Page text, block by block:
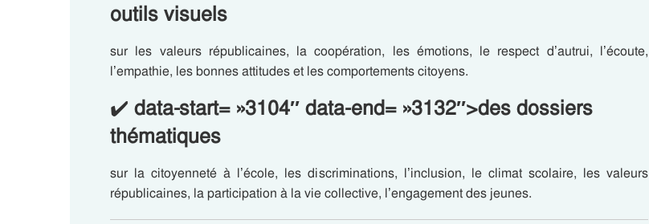
outils visuels
sur les valeurs républicaines, la coopération, les émotions, le respect d’autrui, l’écoute,
l’empathie, les bonnes attitudes et les comportements citoyens.
✔️ data-start= »3104″ data-end= »3132″>des dossiers
thématiques
sur la citoyenneté à l’école, les discriminations, l’inclusion, le climat scolaire, les valeurs
républicaines, la participation à la vie collective, l’engagement des jeunes.